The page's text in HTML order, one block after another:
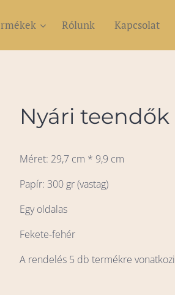
Rólunk Kapcsolat
Nyári teendők
Méret: 29,7 cm * 9,9 cm
Papír: 300 gr (vastag)
Egy oldalas
Fekete-fehér
A rendelés 5 db termékre